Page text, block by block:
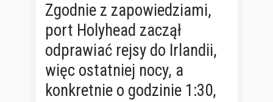
Zgodnie z zapowiedziami,
port Holyhead zaczął
odprawiać rejsy do Irlandii,
więc ostatniej nocy, a
konkretnie o godzinie 1:30,